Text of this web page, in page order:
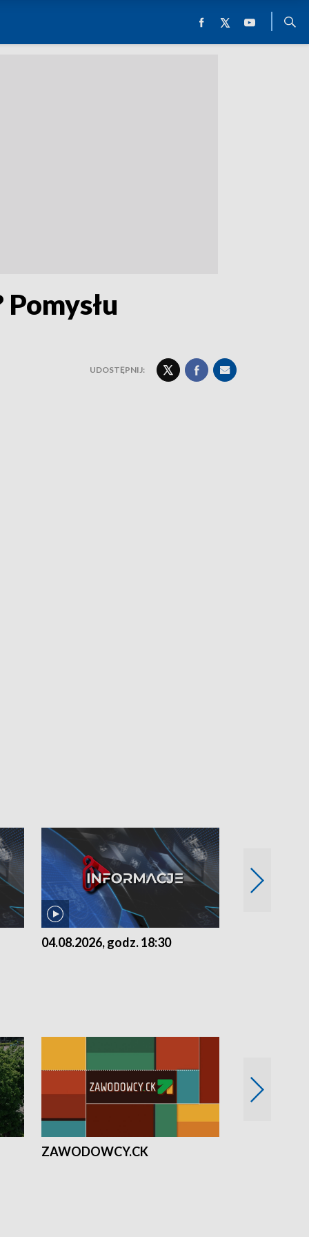
UDOSTĘPNIJ:
04.08.2026, godz. 18:30
ZAWODOWCY.CK